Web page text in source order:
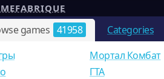
games 41958 Categories
Мортал Комбат
ГТА